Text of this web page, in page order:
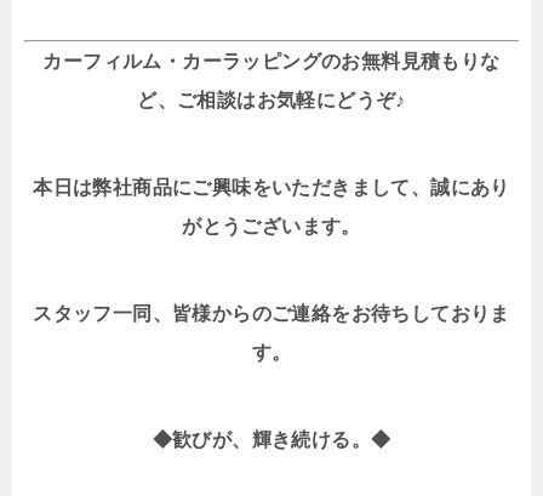
カーフィルム・カーラッピングのお無料見積もりな
ど、ご相談はお気軽にどうぞ♪
本日は弊社商品にご興味をいただきまして、誠にあり
がとうございます。
スタッフ一同、皆様からのご連絡をお待ちしておりま
す。
◆歓びが、輝き続ける。◆